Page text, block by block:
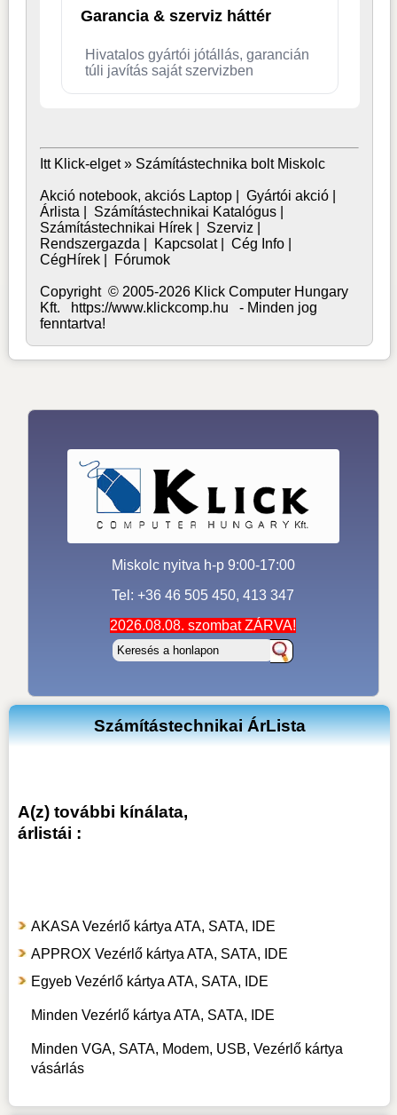
Garancia & szerviz háttér
Hivatalos gyártói jótállás, garancián
túli javítás saját szervizben
Itt Klick-elget » Számítástechnika bolt Miskolc
Akció notebook, akciós Laptop |Gyártói akció
Árlista
Számítástechnikai Katalógus
Számítástechnikai Hírek
Szerviz
Rendszergazda
Kapcsolat|Cég Info
CégHírek
Fórumok
Copyright © 2005-2026 Klick Computer Hungary
Kft. https://www.klickcomp.hu - Minden jog
fenntartva!
Miskolc nyitva h-p 9:00-17:00
Tel: +36 46 505 450, 413 347
2026.08.08. szombat ZÁRVA!
Számítástechnikai ÁrLista
A(z) további kínálata,
árlistái :
AKASA Vezérlő kártya ATA, SATA, IDE
APPROX Vezérlő kártya ATA, SATA, IDE
Egyeb Vezérlő kártya ATA, SATA, IDE
Minden Vezérlő kártya ATA, SATA, IDE
Minden VGA, SATA, Modem, USB, Vezérlő kártya
vásárlás